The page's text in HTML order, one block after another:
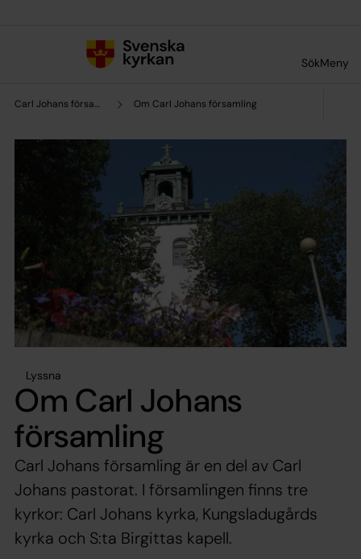
SökMeny
Carl Johans församling Om Carl Johans församling
Lyssna
Om Carl Johans
församling
Carl Johans församling är en del av Carl
Johans pastorat. I församlingen finns tre
kyrkor: Carl Johans kyrka, Kungsladugårds
kyrka och S:ta Birgittas kapell.